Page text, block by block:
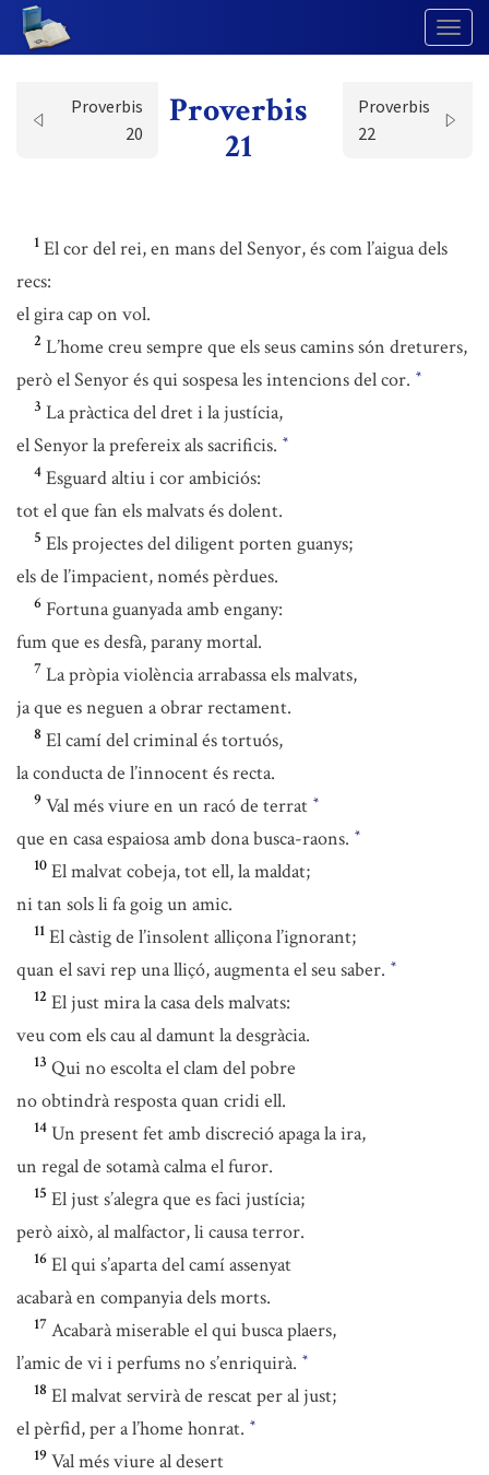
Proverbis
20
Proverbis
21
Proverbis
22
1 El cor del rei, en mans del Senyor, és com l’aigua dels
recs:
el gira cap on vol.
2 L’home creu sempre que els seus camins són dreturers,
però el Senyor és qui sospesa les intencions del cor. *
3 La pràctica del dret i la justícia,
el Senyor la prefereix als sacrificis. *
4 Esguard altiu i cor ambiciós:
tot el que fan els malvats és dolent.
5 Els projectes del diligent porten guanys;
els de l’impacient, només pèrdues.
6 Fortuna guanyada amb engany:
fum que es desfà, parany mortal.
7 La pròpia violència arrabassa els malvats,
ja que es neguen a obrar rectament.
8 El camí del criminal és tortuós,
la conducta de l’innocent és recta.
9 Val més viure en un racó de terrat *
que en casa espaiosa amb dona busca-raons. *
10 El malvat cobeja, tot ell, la maldat;
ni tan sols li fa goig un amic.
11 El càstig de l’insolent alliçona l’ignorant;
quan el savi rep una lliçó, augmenta el seu saber. *
12 El just mira la casa dels malvats:
veu com els cau al damunt la desgràcia.
13 Qui no escolta el clam del pobre
no obtindrà resposta quan cridi ell.
14 Un present fet amb discreció apaga la ira,
un regal de sotamà calma el furor.
15 El just s’alegra que es faci justícia;
però això, al malfactor, li causa terror.
16 El qui s’aparta del camí assenyat
acabarà en companyia dels morts.
17 Acabarà miserable el qui busca plaers,
l’amic de vi i perfums no s’enriquirà. *
18 El malvat servirà de rescat per al just;
el pèrfid, per a l’home honrat. *
19 Val més viure al desert